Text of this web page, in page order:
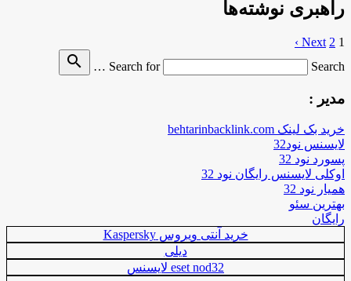
راهبری نوشته‌ها
1
2
Next ›
Search for
Search …
search
مدیر :
خرید بک لینک behtarinbacklink.com
لایسنس نود32
پسورد نود 32
اوکلی لایسنس رایگان نود 32
همیار نود 32
بهترین سئو
رایگان
خرید آنتی ویروس Kaspersky
دیلی
eset nod32 لایسنس